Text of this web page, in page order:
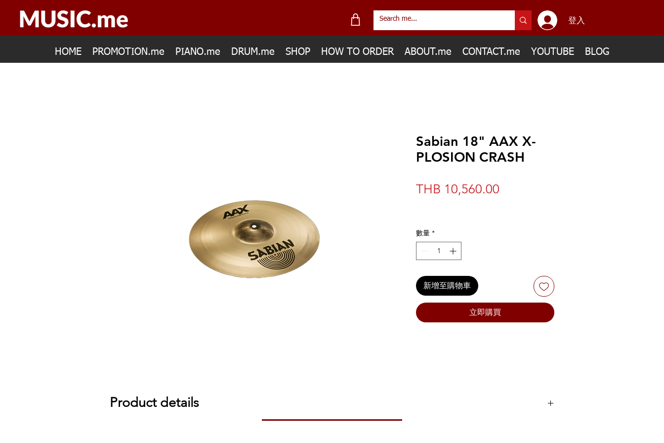
登入
HOME PROMOTION.me PIANO.me DRUM.me SHOP HOW TO ORDER ABOUT.me CONTACT.me YOUTUBE BLOG
Sabian 18" AAX X-
PLOSION CRASH
THB 10,560.00
數量 *
新增至購物車
立即購買
Product details
Bursting with bright, explosive attack, this model delivers penetrating definition with total presence and power.